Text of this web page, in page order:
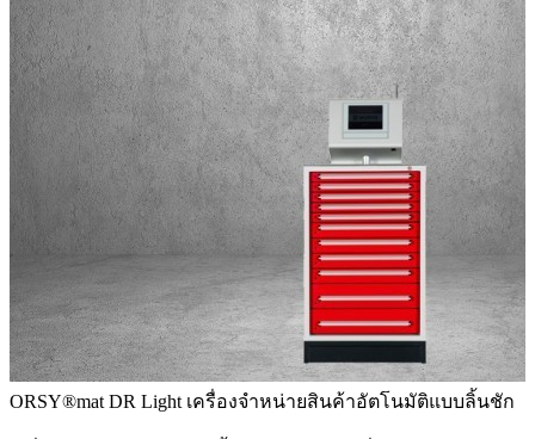
ORSY®mat DR Light เครื่องจำหน่ายสินค้าอัตโนมัติแบบลิ้นชัก